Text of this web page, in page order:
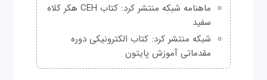
ماهنامه شبکه منتشر کرد: کتاب CEH هکر کلاه
سفید
شبکه منتشر کرد: کتاب الکترونیکی دوره
مقدماتی آموزش پایتون